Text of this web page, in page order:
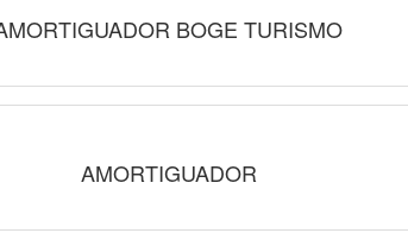
BOGE TURISMO
AMORTIGUADOR